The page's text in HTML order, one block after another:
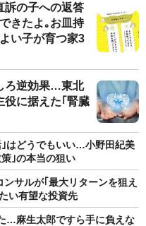
訴の子への返答
きたよ｡お皿持
い子が育つ家3
ろ逆効果…東北
役に据えた｢腎臓
はどうでもいい…小野田紀美
｣の本当の狙い
サルが｢最大リターンを狙え
い有望な投資先
…麻生太郎ですら手に負えな